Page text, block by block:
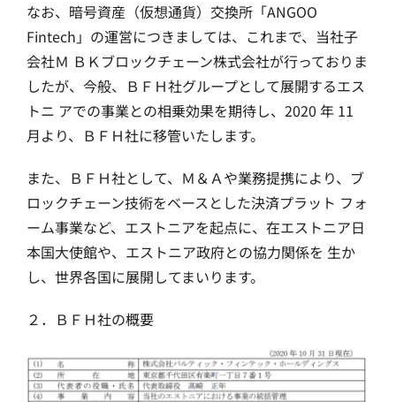
なお、暗号資産（仮想通貨）交換所「ANGOO
Fintech」の運営につきましては、これまで、当社子
会社Ｍ ＢＫブロックチェーン株式会社が行っておりま
したが、今般、ＢＦＨ社グループとして展開するエス
トニ アでの事業との相乗効果を期待し、2020 年 11
月より、ＢＦＨ社に移管いたします。
また、ＢＦＨ社として、Ｍ＆Ａや業務提携により、ブ
ロックチェーン技術をベースとした決済プラット フォ
ーム事業など、エストニアを起点に、在エストニア日
本国大使館や、エストニア政府との協力関係を 生か
し、世界各国に展開してまいります。
２．ＢＦＨ社の概要